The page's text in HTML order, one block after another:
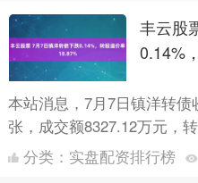
丰云股
0.14%
本站消息，7月7日镇洋转
张，成交额8327.12万元，
示，镇洋转债信用级别为
分类： 实盘配资排行榜